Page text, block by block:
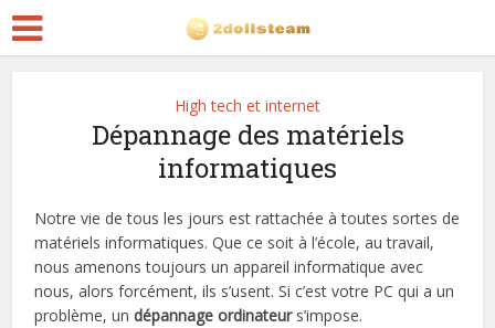
High tech et internet
Dépannage des matériels
informatiques
Notre vie de tous les jours est rattachée à toutes sortes de
matériels informatiques. Que ce soit à l’école, au travail,
nous amenons toujours un appareil informatique avec
nous, alors forcément, ils s’usent. Si c’est votre PC qui a un
problème, undépannage ordinateurs’impose.